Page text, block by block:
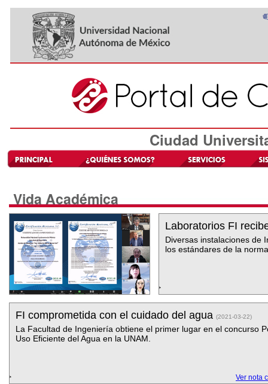
Ciudad
Vida Académica
Laboratorios FI
Diversas instalaciones de
los estándares de la
FI comprometida con el cuidado del agua (2021-03-22)
La Facultad de Ingenierí­a obtiene el primer lugar en el concurso
Uso Eficiente del Agua en la UNAM.
Ver nota